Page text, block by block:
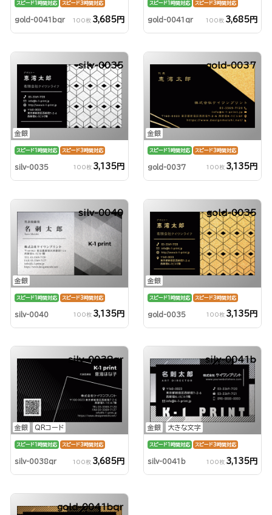
スピード1時間対応 スピード3時間対応
gold-0041bqr 100枚 3,685円
スピード1時間対応 スピード3時間対応
gold-0041qr 100枚 3,685円
金銀
silv-0035
スピード1時間対応 スピード3時間対応
silv-0035 100枚 3,135円
金銀
gold-0037
スピード1時間対応 スピード3時間対応
gold-0037 100枚 3,135円
金銀
silv-0040
スピード1時間対応 スピード3時間対応
silv-0040 100枚 3,135円
金銀
gold-0035
スピード1時間対応 スピード3時間対応
gold-0035 100枚 3,135円
金銀 QRコード
silv-0038qr
スピード1時間対応 スピード3時間対応
silv-0038qr 100枚 3,685円
金銀 大きな文字
silv-0041b
スピード1時間対応 スピード3時間対応
silv-0041b 100枚 3,135円
gold-0041bqr